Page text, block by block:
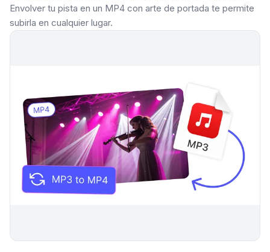
Envolver tu pista en un MP4 con arte de portada te permite
subirla en cualquier lugar.